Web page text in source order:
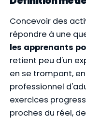
Concevoir des
répondre à une
les apprenants
retient peu d'un
en se trompant,
professionnel
exercices
proches du réel,